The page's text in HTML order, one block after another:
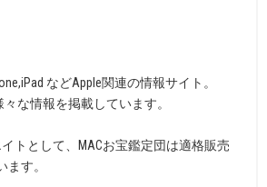
などApple関連の情報サイト。
な情報を掲載しています。
トとして、MACお宝鑑定団は適格販売
ます。